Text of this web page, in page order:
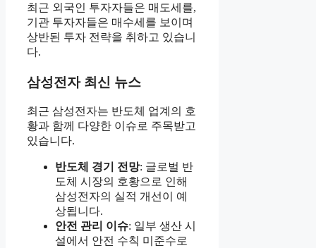
최근 외국인 투자자들은 매도세를,
기관 투자자들은 매수세를 보이며
상반된 투자 전략을 취하고 있습니
다.
삼성전자 최신 뉴스
최근 삼성전자는 반도체 업계의 호
황과 함께 다양한 이슈로 주목받고
있습니다.
반도체 경기 전망: 글로벌 반
도체 시장의 호황으로 인해
삼성전자의 실적 개선이 예
상됩니다.
안전 관리 이슈: 일부 생산 시
설에서 안전 수칙 미준수로